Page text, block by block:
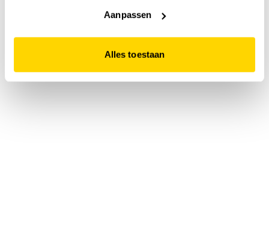
website niet optimaal functioneert.
Aanpassen
Alles toestaan